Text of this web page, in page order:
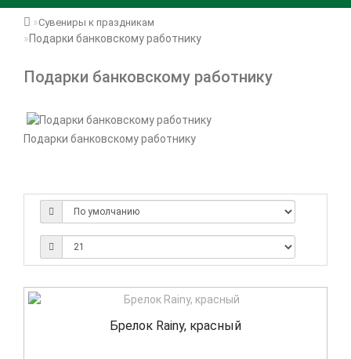
Сувениры к праздникам
Подарки банковскому работнику
Подарки банковскому работнику
Подарки банковскому работнику
Брелок Rainy, красный